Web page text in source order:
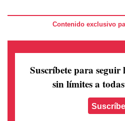
Contenido exclusivo
Suscríbete para seguir
sin límites a